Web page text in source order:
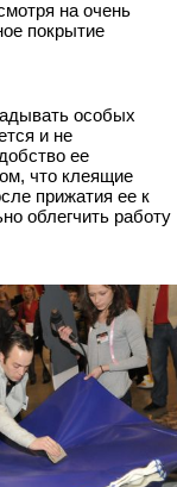
на очень
покрытие
особых
и не
ее
что клеящие
прижатия ее к
облегчить работу